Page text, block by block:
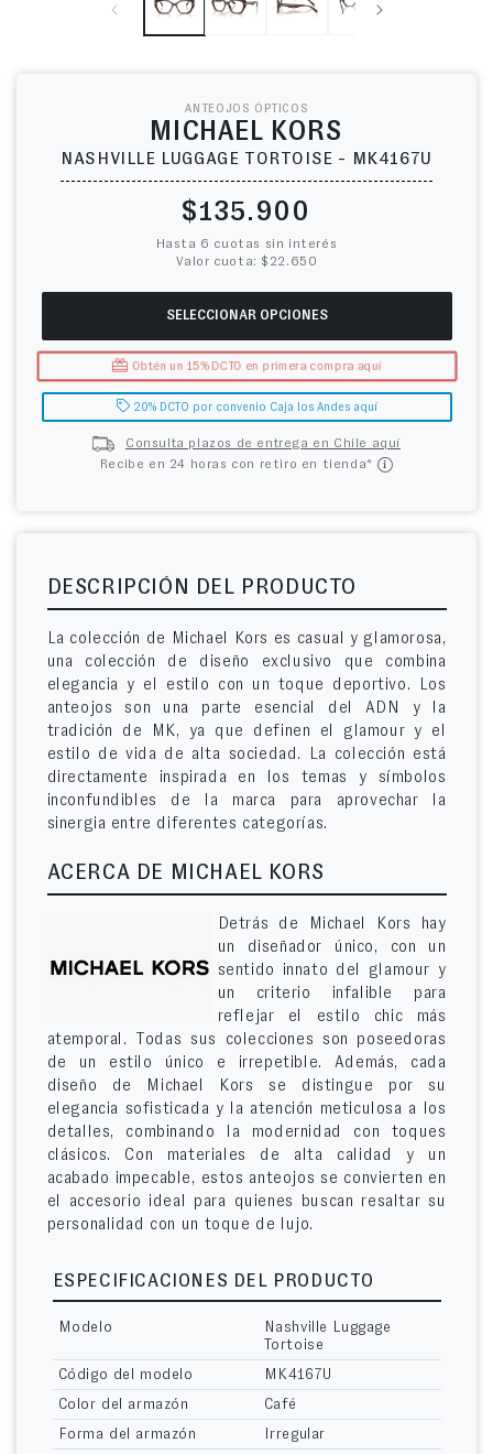
ANTEOJOS ÓPTICOS
MICHAEL KORS
NASHVILLE LUGGAGE TORTOISE - MK4167U
Precio habitual
$135.900
Hasta 6 cuotas sin interés
Valor cuota: $22.650
SELECCIONAR OPCIONES
Obtén un 15% DCTO en primera compra aquí
20% DCTO por convenio Caja los Andes aquí
Consulta plazos de entrega en Chile aquí
Recibe en 24 horas con retiro en tienda*
DESCRIPCIÓN DEL PRODUCTO
La colección de Michael Kors es casual y glamorosa,
una colección de diseño exclusivo que combina
elegancia y el estilo con un toque deportivo. Los
anteojos son una parte esencial del ADN y la
tradición de MK, ya que definen el glamour y el
estilo de vida de alta sociedad. La colección está
directamente inspirada en los temas y símbolos
inconfundibles de la marca para aprovechar la
sinergia entre diferentes categorías.
ACERCA DE MICHAEL KORS
Detrás de Michael Kors hay
un diseñador único, con un
sentido innato del glamour y
un criterio infalible para
reflejar el estilo chic más
atemporal. Todas sus colecciones son poseedoras
de un estilo único e irrepetible. Además, cada
diseño de Michael Kors se distingue por su
elegancia sofisticada y la atención meticulosa a los
detalles, combinando la modernidad con toques
clásicos. Con materiales de alta calidad y un
acabado impecable, estos anteojos se convierten en
el accesorio ideal para quienes buscan resaltar su
personalidad con un toque de lujo.
ESPECIFICACIONES DEL PRODUCTO
Modelo
Nashville Luggage
Tortoise
Código del modelo
MK4167U
Color del armazón
Café
Forma del armazón
Irregular